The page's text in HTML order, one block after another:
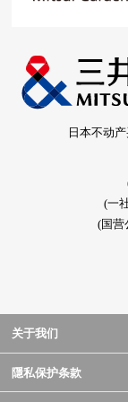
日本不动
(一
(国营
关于我们
隱私保护条款